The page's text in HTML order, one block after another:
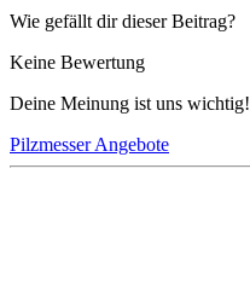
Wie gefällt dir dieser Beitrag?
Keine Bewertung
Deine Meinung ist uns wichtig!
Pilzmesser Angebote